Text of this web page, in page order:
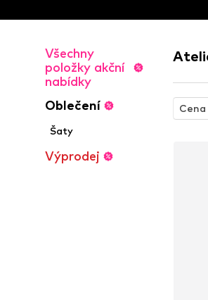
Všechny
položky akční
nabídky
Oblečení
Šaty
Výprodej
Cena